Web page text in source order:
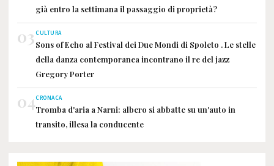
già entro la settimana il passaggio di proprietà?
03CULTURA
Sons of Echo al Festival dei Due Mondi di Spoleto . Le stelle
della danza contemporanea incontrano il re del jazz
Gregory Porter
04CRONACA
Tromba d'aria a Narni: albero si abbatte su un'auto in
transito, illesa la conducente